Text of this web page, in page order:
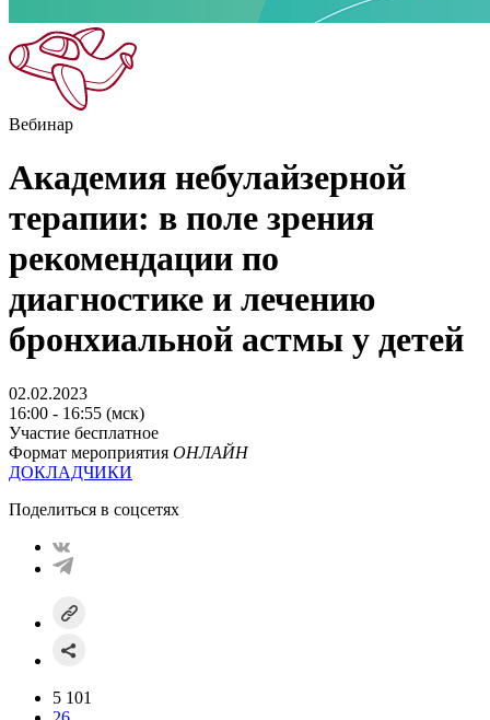
Вебинар
Академия небулайзерной
терапии: в поле зрения
рекомендации по
диагностике и лечению
бронхиальной астмы у детей
02.02.2023
16:00 - 16:55 (мск)
Участие бесплатное
Формат мероприятия ОНЛАЙН
ДОКЛАДЧИКИ
Поделиться в соцсетях
5 101